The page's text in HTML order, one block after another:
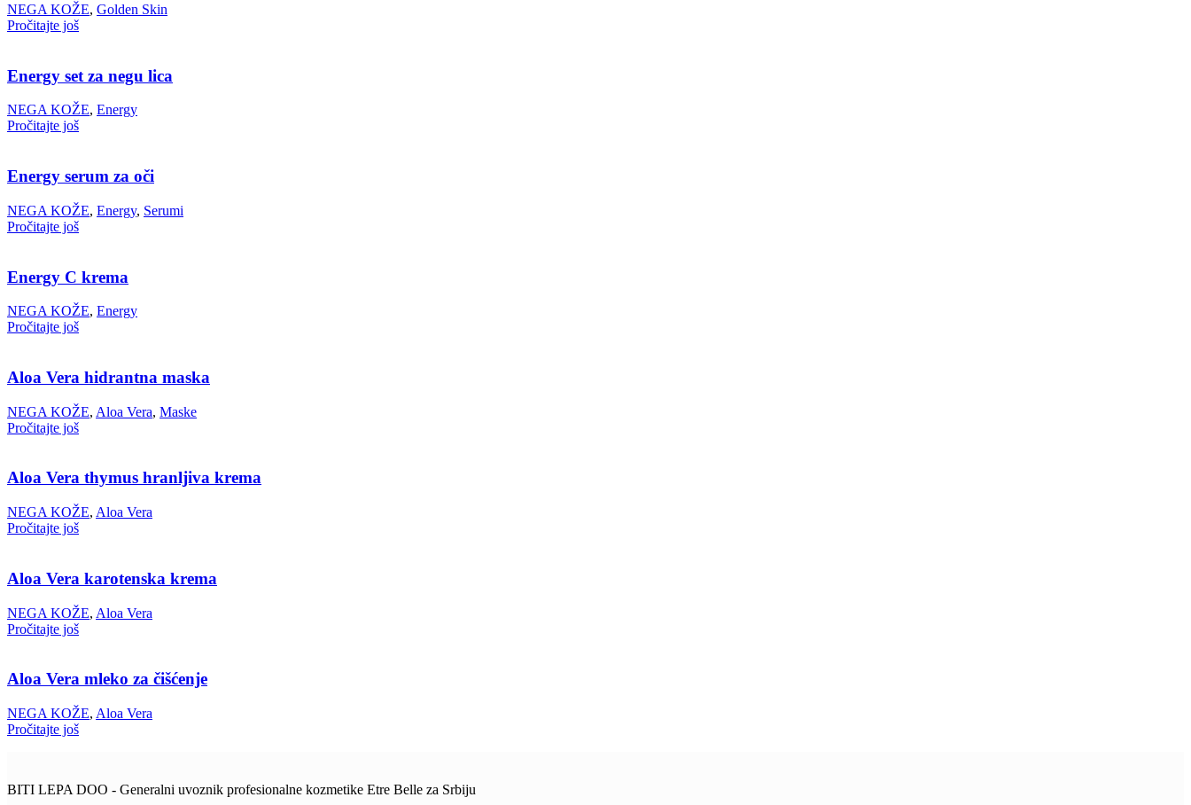
NEGA KOŽE, Golden Skin
Pročitajte još
Energy set za negu lica
NEGA KOŽE, Energy
Pročitajte još
Energy serum za oči
NEGA KOŽE, Energy, Serumi
Pročitajte još
Energy C krema
NEGA KOŽE, Energy
Pročitajte još
Aloa Vera hidrantna maska
NEGA KOŽE, Aloa Vera, Maske
Pročitajte još
Aloa Vera thymus hranljiva krema
NEGA KOŽE, Aloa Vera
Pročitajte još
Aloa Vera karotenska krema
NEGA KOŽE, Aloa Vera
Pročitajte još
Aloa Vera mleko za čišćenje
NEGA KOŽE, Aloa Vera
Pročitajte još
BITI LEPA DOO - Generalni uvoznik profesionalne kozmetike Etre Belle za Srbiju